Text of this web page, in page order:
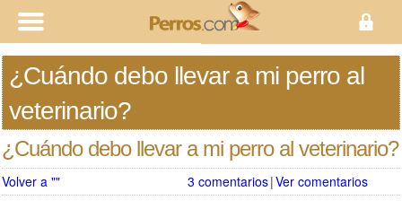
¿Cuándo debo llevar a mi perro al
veterinario?
¿Cuándo debo llevar a mi perro al veterinario?
Volver a "" 3 comentarios|Ver comentarios